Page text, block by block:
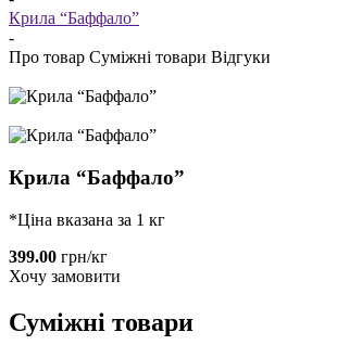
Крила “Баффало”
-
Про товар Суміжні товари Відгуки
Крила “Баффало”
*Ціна вказана за 1 кг
399.00 грн/кг
Хочу замовити
Суміжні товари